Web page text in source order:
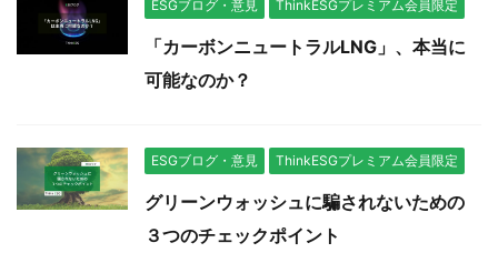
ESGブログ・意見 ThinkESGプレミアム会員限定
「カーボンニュートラルLNG」、本当に
可能なのか？
ESGブログ・意見 ThinkESGプレミアム会員限定
グリーンウォッシュに騙されないための
３つのチェックポイント